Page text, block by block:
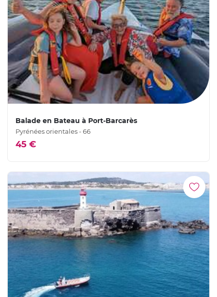
Balade en Bateau à Port-Barcarès
Pyrénées orientales - 66
45 €